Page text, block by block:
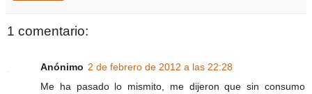
1 comentario:
Anónimo 2 de febrero de 2012 a las 22:28
Me ha pasado lo mismito, me dijeron que sin consumo